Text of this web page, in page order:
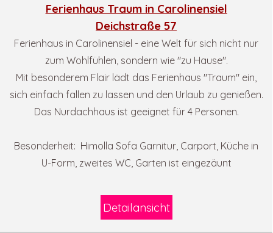
Ferienhaus Traum in Carolinensiel
Deichstraße 57
Ferienhaus in Carolinensiel - eine Welt für sich nicht nur
zum Wohlfühlen, sondern wie "zu Hause".
Mit besonderem Flair lädt das Ferienhaus "Traum" ein,
sich einfach fallen zu lassen und den Urlaub zu genießen.
Das Nurdachhaus ist geeignet für 4 Personen.
Besonderheit: Himolla Sofa Garnitur, Carport, Küche in
U-Form, zweites WC, Garten ist eingezäunt
Detailansicht